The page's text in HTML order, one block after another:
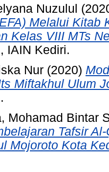
Nuzulul
Melalui Kitab
Kelas VIII MTs
IAIN Kediri.
Nur (2020)
Miftakhul Ulum
Mohamad Bintar
Tafsir
Mojoroto Kota